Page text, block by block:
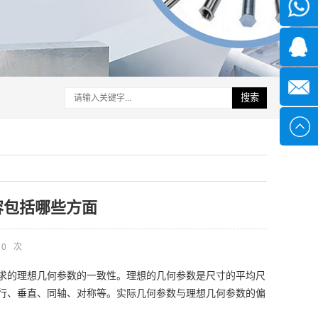
搜索
括哪些方面
0 次
理想几何参数的一致性。理想的几何参数是尺寸的平均尺
垂直、同轴、对称等。实际几何参数与理想几何参数的偏
微信